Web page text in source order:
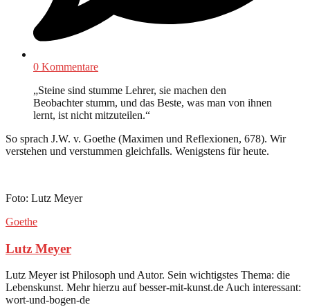
0 Kommentare
„Steine sind stumme Lehrer, sie machen den
Beobachter stumm, und das Beste, was man von ihnen
lernt, ist nicht mitzuteilen.“
So sprach J.W. v. Goethe (Maximen und Reflexionen, 678). Wir
verstehen und verstummen gleichfalls. Wenigstens für heute.
Foto: Lutz Meyer
Goethe
Lutz Meyer
Lutz Meyer ist Philosoph und Autor. Sein wichtigstes Thema: die
Lebenskunst. Mehr hierzu auf besser-mit-kunst.de Auch interessant:
wort-und-bogen-de